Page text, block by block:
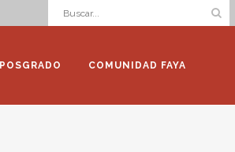
POSGRADO COMUNIDAD FAYA